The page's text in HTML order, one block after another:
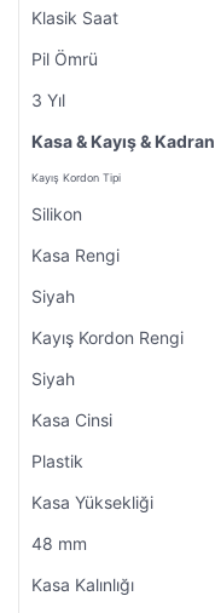
Klasik Saat
Pil Ömrü
3 Yıl
Kasa & Kayış & Kadran
Kayış Kordon Tipi
Silikon
Kasa Rengi
Siyah
Kayış Kordon Rengi
Siyah
Kasa Cinsi
Plastik
Kasa Yüksekliği
48 mm
Kasa Kalınlığı